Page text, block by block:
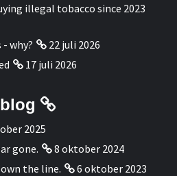
illegal tobacco since 2023
why?
22 juli 2026
17 juli 2026
2025
gone.
8 oktober 2024
the line.
6 oktober 2023